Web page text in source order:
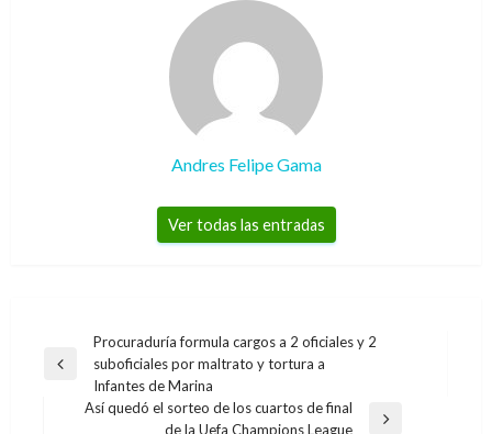
Andres Felipe Gama
Ver todas las entradas
Navegación
de
entradas
Entrada
Procuraduría formula cargos a 2 oficiales y 2
suboficiales por maltrato y tortura a
Infantes de Marina
Así quedó el sorteo de los cuartos de final
de la Uefa Champions League